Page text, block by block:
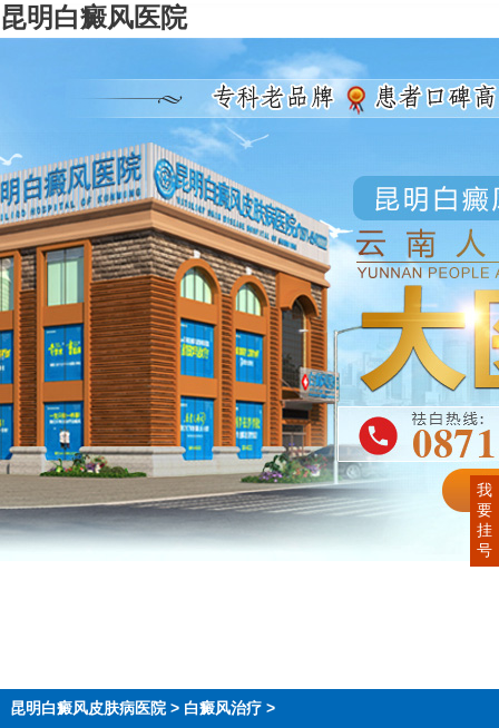
昆明白癜风医院
昆明白癜风皮肤病医院> 白癜风治疗>
我
要
挂
号